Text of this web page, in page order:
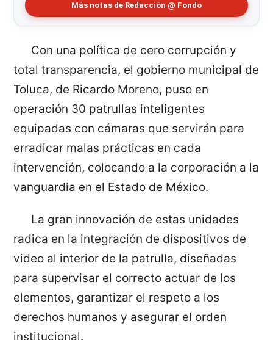
Más notas de Redacción @ Fondo
Con una política de cero corrupción y
total transparencia, el gobierno municipal de
Toluca, de Ricardo Moreno, puso en
operación 30 patrullas inteligentes
equipadas con cámaras que servirán para
erradicar malas prácticas en cada
intervención, colocando a la corporación a la
vanguardia en el Estado de México.
La gran innovación de estas unidades
radica en la integración de dispositivos de
video al interior de la patrulla, diseñadas
para supervisar el correcto actuar de los
elementos, garantizar el respeto a los
derechos humanos y asegurar el orden
institucional.